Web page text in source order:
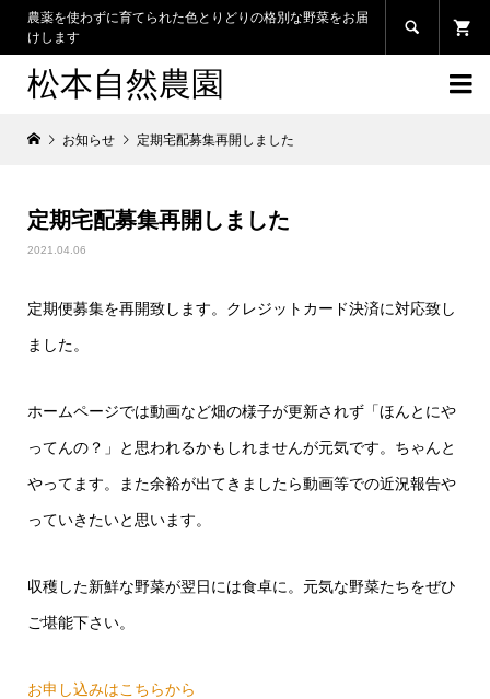
農薬を使わずに育てられた色とりどりの格別な野菜をお届
けします

松本自然農園 
お知らせ 定期宅配募集再開しました
定期宅配募集再開しました
2021.04.06
定期便募集を再開致します。クレジットカード決済に対応致し
ました。
ホームページでは動画など畑の様子が更新されず「ほんとにや
ってんの？」と思われるかもしれませんが元気です。ちゃんと
やってます。また余裕が出てきましたら動画等での近況報告や
っていきたいと思います。
収穫した新鮮な野菜が翌日には食卓に。元気な野菜たちをぜひ
ご堪能下さい。
お申し込みはこちらから